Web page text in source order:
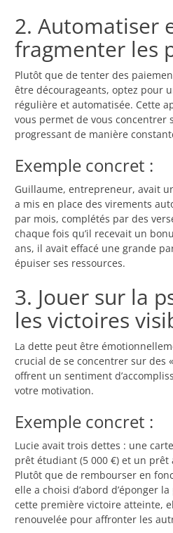
2. Automatiser
fragmenter les
Plutôt que de tenter des
être décourageants, optez pour
régulière et automatisée. Cette
vous permet de vous concentrer
progressant de manière
Exemple concret :
Guillaume, entrepreneur, avait
a mis en place des virements
par mois, complétés par des
chaque fois qu’il recevait un
ans, il avait effacé une grande
épuiser ses ressources.
3. Jouer sur la
les victoires
La dette peut être
crucial de se concentrer sur des
offrent un sentiment
votre motivation.
Exemple concret :
Lucie avait trois dettes : une
prêt étudiant (5 000 €) et un prêt
Plutôt que de rembourser en
elle a choisi d’abord d’éponger
cette première victoire atteinte,
renouvelée pour affronter les